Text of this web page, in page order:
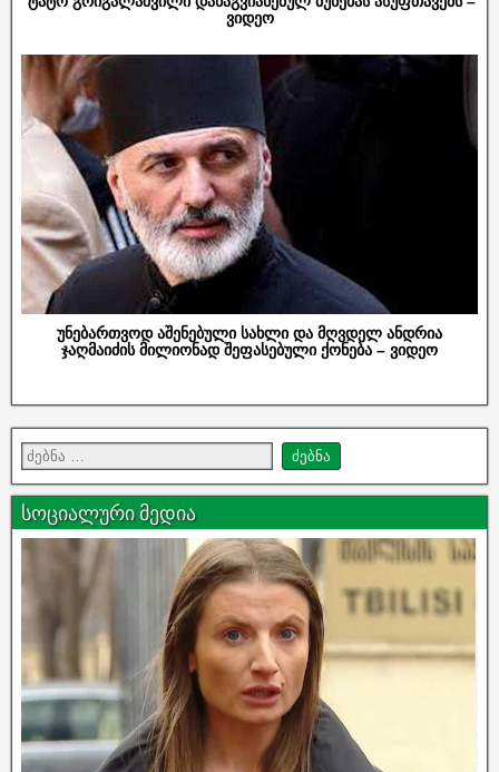
ვიდეო
უნებართვოდ აშენებული სახლი და მღვდელ ანდრია
ჯაღმაიძის მილიონად შეფასებული ქონება – ვიდეო
სოციალური მედია